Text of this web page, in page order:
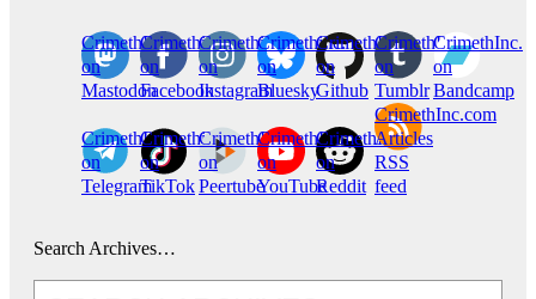
CrimethInc.
on
Mastodon
Crimethinc.
on
Facebook
Crimethinc.
on
Instagram
Crimethinc.
on
Bluesky
CrimethInc.
on
Github
CrimethInc.
on
Tumblr
CrimethInc.
on
Bandcamp
CrimethInc.
on
Telegram
Crimethinc.
on
TikTok
CrimethInc.
on
Peertube
CrimethInc.
on
YouTube
CrimethInc.
on
Reddit
CrimethInc.com
Articles
RSS
feed
Search Archives…